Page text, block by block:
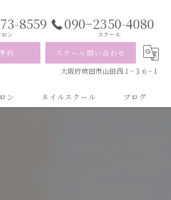
8559
ロン
090−2350-4080
スクール
スクール問い合わせ
約
大阪府吹田市山田西１−３６−１
ン ネイルスクール ブログ